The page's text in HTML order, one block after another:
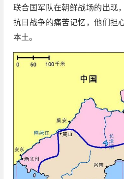
联合国军队在朝鲜战场的出现
抗日战争的痛苦记忆，他们担
本土。